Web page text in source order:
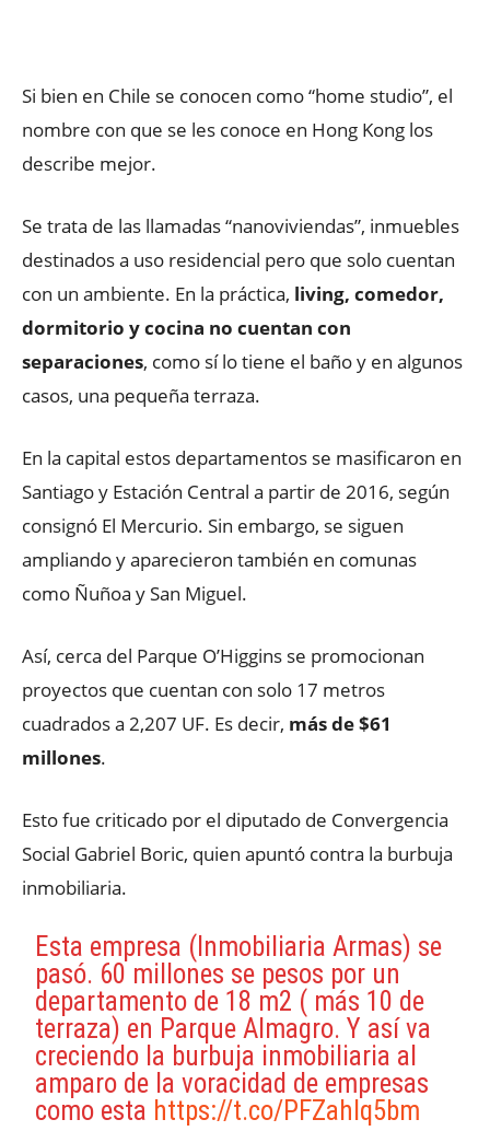
Si bien en Chile se conocen como “home studio”, el
nombre con que se les conoce en Hong Kong los
describe mejor.
Se trata de las llamadas “nanoviviendas”, inmuebles
destinados a uso residencial pero que solo cuentan
con un ambiente. En la práctica, living, comedor,
dormitorio y cocina no cuentan con
separaciones, como sí lo tiene el baño y en algunos
casos, una pequeña terraza.
En la capital estos departamentos se masificaron en
Santiago y Estación Central a partir de 2016, según
consignó El Mercurio. Sin embargo, se siguen
ampliando y aparecieron también en comunas
como Ñuñoa y San Miguel.
Así, cerca del Parque O’Higgins se promocionan
proyectos que cuentan con solo 17 metros
cuadrados a 2,207 UF. Es decir, más de $61
millones.
Esto fue criticado por el diputado de Convergencia
Social Gabriel Boric, quien apuntó contra la burbuja
inmobiliaria.
Esta empresa (Inmobiliaria Armas) se
pasó. 60 millones se pesos por un
departamento de 18 m2 ( más 10 de
terraza) en Parque Almagro. Y así va
creciendo la burbuja inmobiliaria al
amparo de la voracidad de empresas
como esta https://t.co/PFZahlq5bm